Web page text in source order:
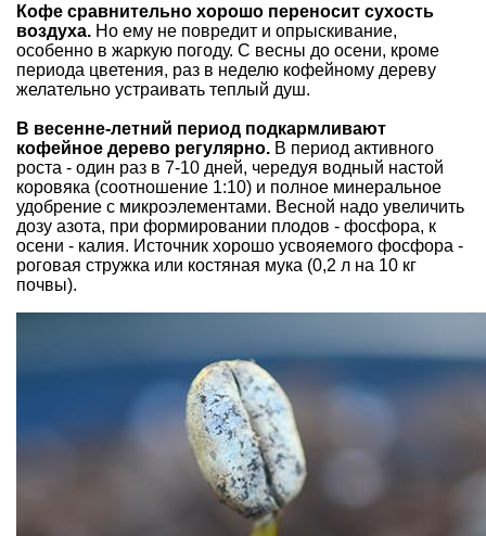
Кофе сравнительно хорошо переносит сухость
воздуха. Но ему не повредит и опрыскивание,
особенно в жаркую погоду. С весны до осени, кроме
периода цветения, раз в неделю кофейному дереву
желательно устраивать теплый душ.
В весенне-летний период подкармливают
кофейное дерево регулярно. В период активного
роста - один раз в 7-10 дней, чередуя водный настой
коровяка (соотношение 1:10) и полное минеральное
удобрение с микроэлементами. Весной надо увеличить
дозу азота, при формировании плодов - фосфора, к
осени - калия. Источник хорошо усвояемого фосфора -
роговая стружка или костяная мука (0,2 л на 10 кг
почвы).